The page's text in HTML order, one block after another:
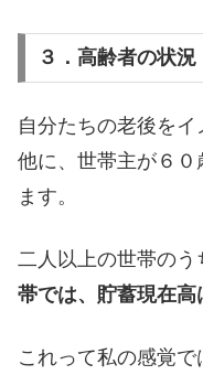
３．高齢者の状況
自分たちの老後を
他に、世帯主が６０
ます。
二人以上の世帯のう
帯では、貯蓄現在高
これって私の感覚